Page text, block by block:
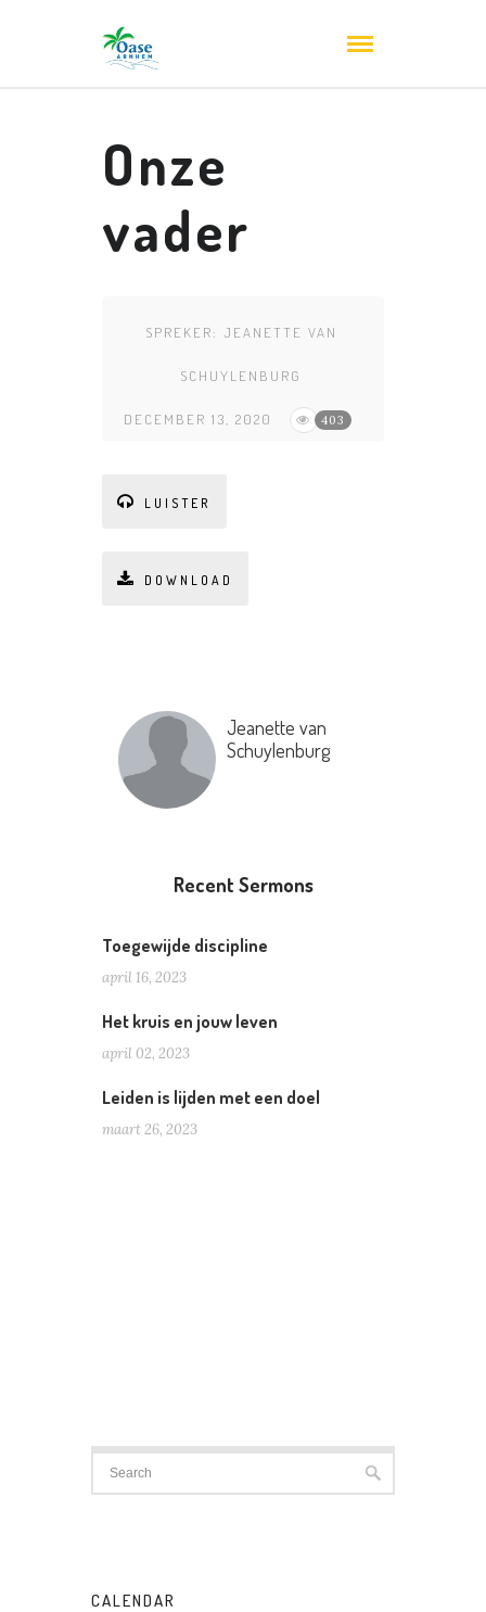
Onze
vader
SPREKER: JEANETTE VAN
SCHUYLENBURG
DECEMBER 13, 2020 403
LUISTER
DOWNLOAD
Jeanette van
Schuylenburg
Recent Sermons
Toegewijde discipline
april 16, 2023
Het kruis en jouw leven
april 02, 2023
Leiden is lijden met een doel
maart 26, 2023
CALENDAR